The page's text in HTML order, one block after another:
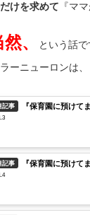
けを求めて 『マ
、 という話で
ーニューロンは
記事 『保育園に預けて
記事 『保育園に預け